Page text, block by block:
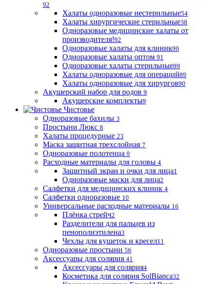
92
Халаты одноразовые нестерильные54
Халаты хирургические стерильные38
Одноразовые медицинские халаты от
производителя!92
Одноразовые халаты для клиник90
Одноразовые халаты оптом 91
Одноразовые халаты стерильные89
Халаты одноразовые для операций89
Халаты одноразовые для хирургов90
Акушерский набор для родов 9
Акушерские комплекты9
Чистовье
Одноразовые бахилы 3
Простыни Люкс 8
Халаты процедурные 23
Маска защитная трехслойная 7
Одноразовые полотенца 9
Расходные материалы для головы 4
Защитный экран и очки для лица1
Одноразовые маски для лица2
Салфетки для медицинских клиник 4
Салфетки одноразовые 10
Универсальные расходные материалы 16
Плёнка стрейч2
Разделители для пальцев из
пенополиэтилена3
Чехлы для кушеток и кресел11
Одноразовые простыни 56
Аксессуары для солярия 41
Аксессуары для солярия4
Косметика для солярия SolBianca32